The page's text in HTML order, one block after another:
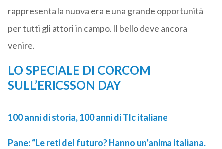
rappresenta la nuova era e una grande opportunità
per tutti gli attori in campo. Il bello deve ancora
venire.
LO SPECIALE DI CORCOM
SULL’ERICSSON DAY
100 anni di storia, 100 anni di Tlc italiane
Pane: “Le reti del futuro? Hanno un’anima italiana.